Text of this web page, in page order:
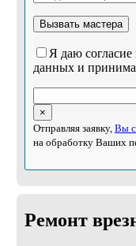
Я даю согласие
данных и
×
Отправляя заявку, Вы
на обработку Ваших
Ремонт